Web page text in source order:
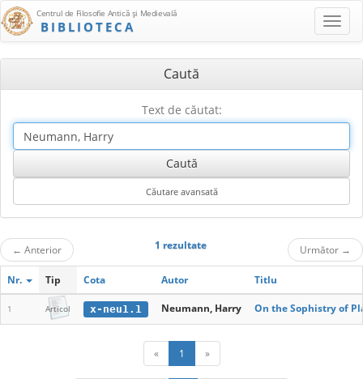
Centrul de Filosofie Antică şi Medievală
BIBLIOTECA
Caută
Text de căutat:
← Anterior 1 rezultate Următor →
Nr. Tip Cota Autor Titlu
1 Articol x-neu1.1 Neumann, Harry On the Sophistry of
« 1 »